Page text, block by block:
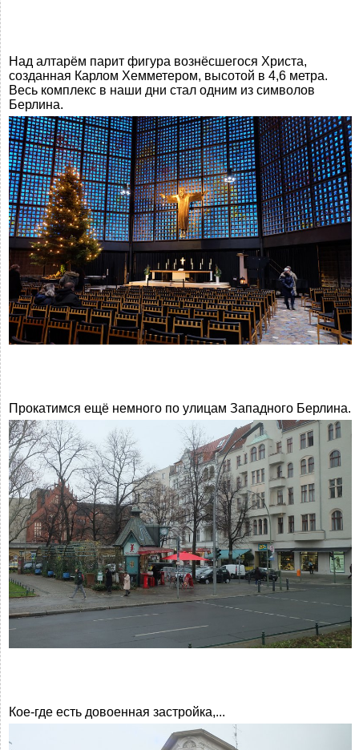
Над алтарём парит фигура вознёсшегося Христа,
созданная Карлом Хемметером, высотой в 4,6 метра.
Весь комплекс в наши дни стал одним из символов
Берлина.
Прокатимся ещё немного по улицам Западного Берлина.
Кое-где есть довоенная застройка,...